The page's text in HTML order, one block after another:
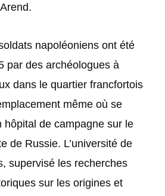
napoléoniens ont été
par des archéologues à
dans le quartier francfortois
même où se
hôpital de campagne sur le
de Russie. L’université de
supervisé les recherches
sur les origines et